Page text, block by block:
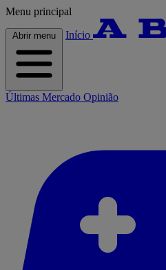
Menu principal
Abrir menu Início
Últimas Mercado Opinião